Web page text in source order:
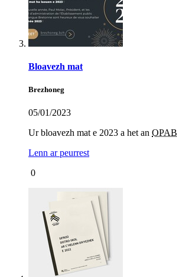
Bloavezh mat
Brezhoneg
05/01/2023
Ur bloavezh mat e 2023 a het an OPAB
Lenn ar peurrest
0